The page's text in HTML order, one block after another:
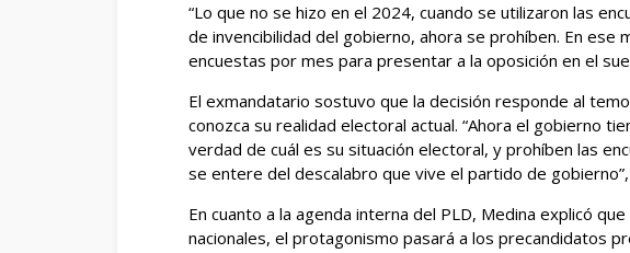
“Lo que no se hizo en el 2024, cuando se utilizaron las
de invencibilidad del gobierno, ahora se prohíben. En ese
encuestas por mes para presentar a la oposición en el
El exmandatario sostuvo que la decisión responde al
conozca su realidad electoral actual. “Ahora el gobierno
verdad de cuál es su situación electoral, y prohíben las
se entere del descalabro que vive el partido de
En cuanto a la agenda interna del PLD, Medina explicó
nacionales, el protagonismo pasará a los precandidatos